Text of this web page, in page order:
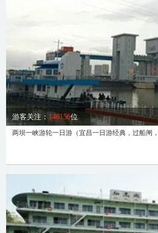
游客关注： 146156位
两坝一峡游轮一日游（宜昌一日游经典，过船闸